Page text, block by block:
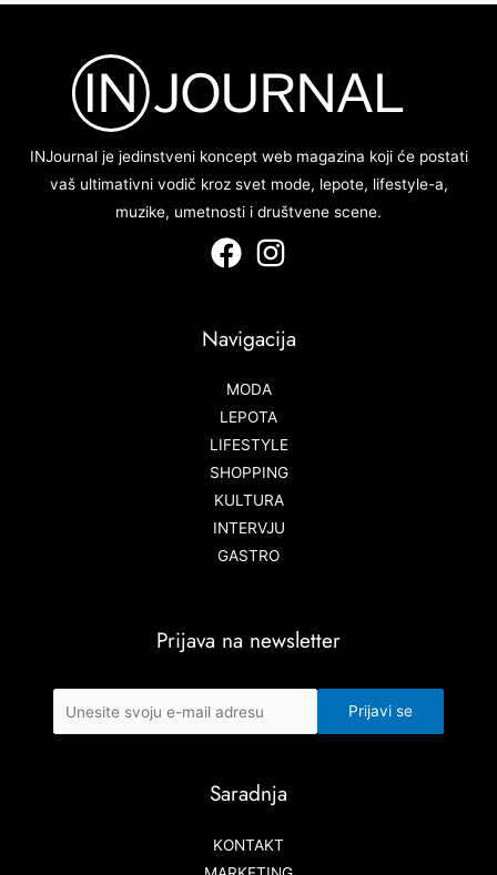
INJournal je jedinstveni koncept web magazina koji će postati
vaš ultimativni vodič kroz svet mode, lepote, lifestyle-a,
muzike, umetnosti i društvene scene.
Navigacija
MODA
LEPOTA
LIFESTYLE
SHOPPING
KULTURA
INTERVJU
GASTRO
Prijava na newsletter
Saradnja
KONTAKT